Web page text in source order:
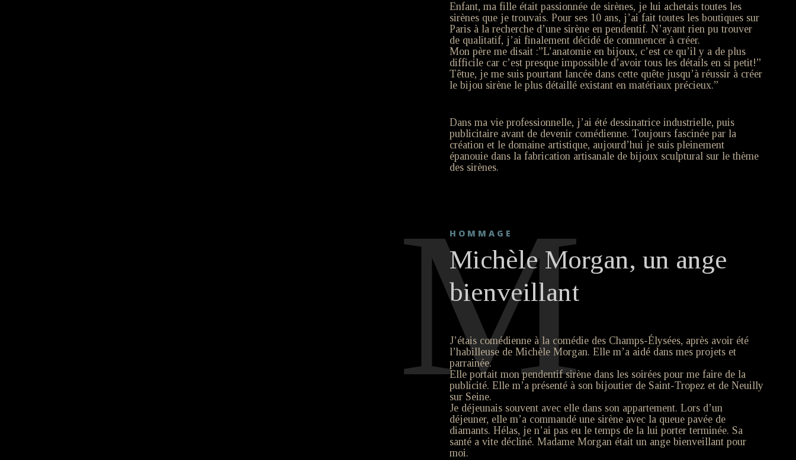
Enfant, ma fille était passionnée de sirènes, je lui achetais toutes les
sirènes que je trouvais. Pour ses 10 ans, j’ai fait toutes les boutiques sur
Paris à la recherche d’une sirène en pendentif. N’ayant rien pu trouver
de qualitatif, j’ai finalement décidé de commencer à créer.
Mon père me disait :”L’anatomie en bijoux, c’est ce qu’il y a de plus
difficile car c’est presque impossible d’avoir tous les détails en si petit!”
Têtue, je me suis pourtant lancée dans cette quête jusqu’à réussir à créer
le bijou sirène le plus détaillé existant en matériaux précieux.”
Dans ma vie professionnelle, j’ai été dessinatrice industrielle, puis
publicitaire avant de devenir comédienne. Toujours fascinée par la
création et le domaine artistique, aujourd’hui je suis pleinement
épanouie dans la fabrication artisanale de bijoux sculptural sur le thème
des sirènes.
M
HOMMAGE
Michèle Morgan, un ange
bienveillant
J’étais comédienne à la comédie des Champs-Élysées, après avoir été
l’habilleuse de Michèle Morgan. Elle m’a aidé dans mes projets et
parrainée.
Elle portait mon pendentif sirène dans les soirées pour me faire de la
publicité. Elle m’a présenté à son bijoutier de Saint-Tropez et de Neuilly
sur Seine.
Je déjeunais souvent avec elle dans son appartement. Lors d’un
déjeuner, elle m’a commandé une sirène avec la queue pavée de
diamants. Hélas, je n’ai pas eu le temps de la lui porter terminée. Sa
santé a vite décliné. Madame Morgan était un ange bienveillant pour
moi.